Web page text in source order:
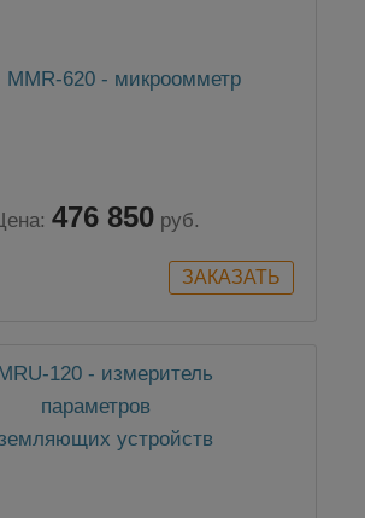
MMR-620 - микроомметр
476 850 руб.